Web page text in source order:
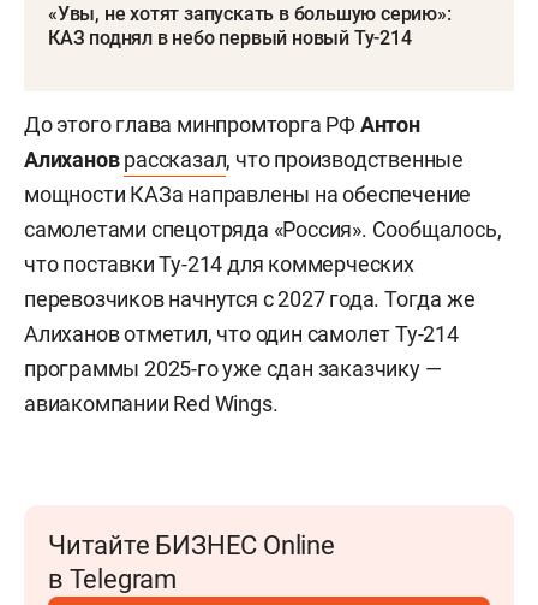
«Увы, не хотят запускать в большую серию»:
КАЗ поднял в небо первый новый Ту-214
До этого глава минпромторга РФАнтон
Алихановрассказал, что производственные
мощности КАЗа направлены на обеспечение
самолетами спецотряда «Россия». Сообщалось,
что поставки Ту-214 для коммерческих
перевозчиков начнутся с 2027 года. Тогда же
Алиханов отметил, что один самолет Ту-214
программы 2025-го уже сдан заказчику —
авиакомпании Red Wings.
Читайте БИЗНЕС Online
в Telegram